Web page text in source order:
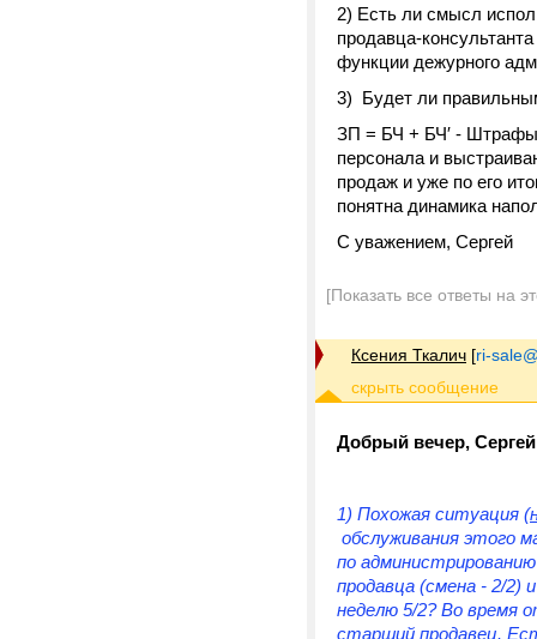
2) Есть ли смысл
продавца-
функции дежурного
3) Будет ли
ЗП = БЧ + БЧ′ - Штрафы.
персонала и
продаж и уже по его
понятна динамика
С уважением, Сергей
[Показать все ответы на
Ксения Ткалич [ri-
Добрый вечер,
1) Похожая ситуация (
обслуживания этого
по
продавца (смена - 2/
неделю 5/2? Во время
старший продавец.